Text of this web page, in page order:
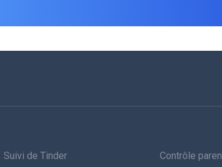
Suivi de Tinder
Contrôle